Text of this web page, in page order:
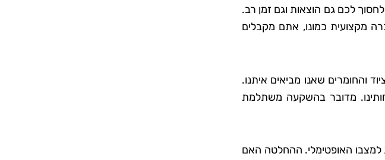
לכם גם הוצאות וגם זמן רב.
מקצועית כמונו, אתם מקבלים
והחומרים שאנו מביאים איתנו.
מדובר בהשקעה משתלמת
למצבו האופטימלי. ההחלטה האם